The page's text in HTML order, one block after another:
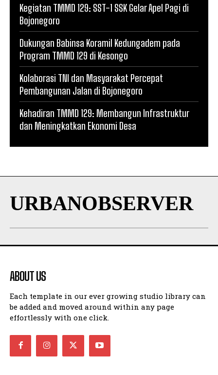
Kegiatan TMMD 129: SST-1 SSK Gelar Apel Pagi di
Bojonegoro
Dukungan Babinsa Koramil Kedungadem pada
Program TMMD 129 di Kesongo
Kolaborasi TNI dan Masyarakat Percepat
Pembangunan Jalan di Bojonegoro
Kehadiran TMMD 129: Membangun Infrastruktur
dan Meningkatkan Ekonomi Desa
URBANOBSERVER
ABOUT US
Each template in our ever growing studio library can
be added and moved around within any page
effortlessly with one click.